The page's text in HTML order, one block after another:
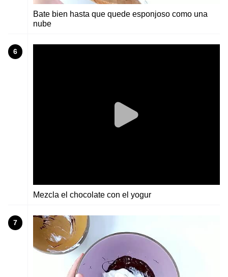
Bate bien hasta que quede esponjoso como una
nube
6
Mezcla el chocolate con el yogur
7